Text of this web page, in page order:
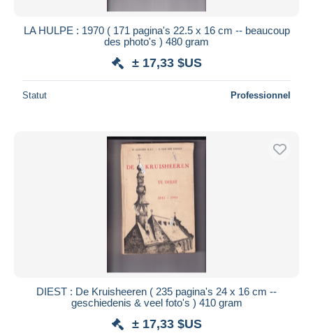
LA HULPE : 1970 ( 171 pagina's 22.5 x 16 cm -- beaucoup
des photo's ) 480 gram
± 17,33 $US
Statut Professionnel
DIEST : De Kruisheeren ( 235 pagina's 24 x 16 cm --
geschiedenis & veel foto's ) 410 gram
± 17,33 $US